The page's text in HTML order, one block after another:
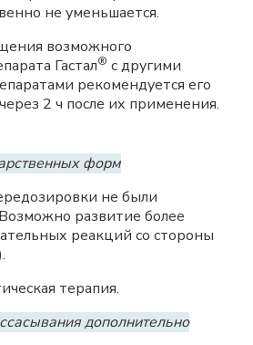
не уменьшается.
возможного
Гастал® с другими
рекомендуется его
2 ч после их применения.
форм
не были
развитие более
реакций со стороны
терапия.
дополнительно